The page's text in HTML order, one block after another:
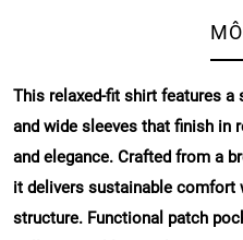
This relaxed-fit shirt features
and wide sleeves that finish in
and elegance. Crafted from a
it delivers sustainable
structure. Functional patch